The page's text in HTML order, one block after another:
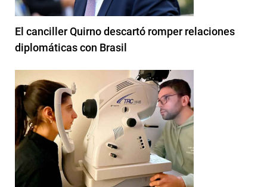
El canciller Quirno descartó romper relaciones
diplomáticas con Brasil